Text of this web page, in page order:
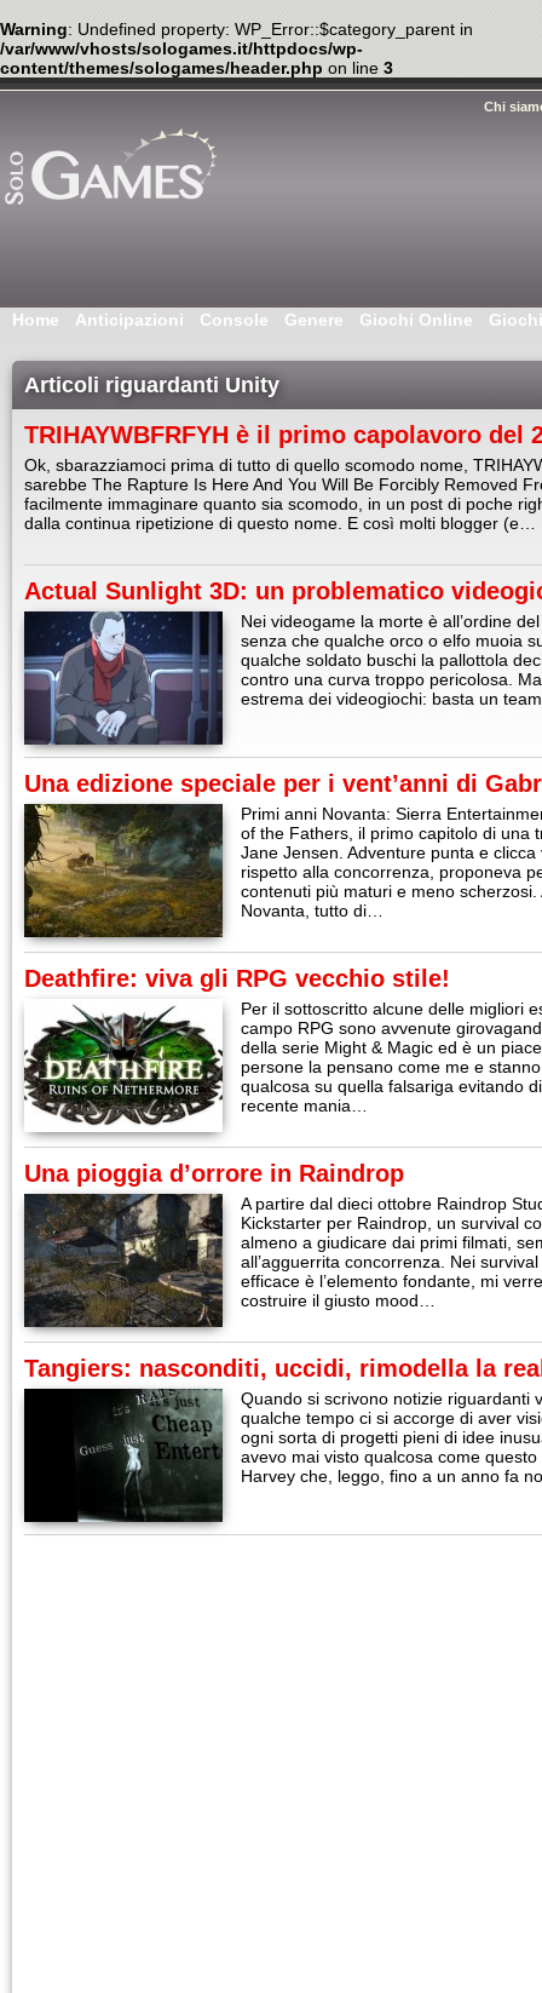
Warning: Undefined property: WP_Error::$category_parent in
/var/www/vhosts/sologames.it/httpdocs/wp-
content/themes/sologames/header.php on line 3
Chi
Home Anticipazioni Console Genere Giochi Online
Articoli riguardanti Unity
TRIHAYWBFRFYH è il primo capolavoro del
Ok, sbarazziamoci prima di tutto di quello scomodo nome,
sarebbe The Rapture Is Here And You Will Be Forcibly Removed
facilmente immaginare quanto sia scomodo, in un post di poche
dalla continua ripetizione di questo nome. E così molti blogger (e…
Actual Sunlight 3D: un problematico
Nei videogame la morte è all’ordine
senza che qualche orco o elfo muoia
qualche soldato buschi la pallottola
contro una curva troppo pericolosa.
estrema dei videogiochi: basta un
Una edizione speciale per i vent’anni di
Primi anni Novanta: Sierra
of the Fathers, il primo capitolo di una
Jane Jensen. Adventure punta e
rispetto alla concorrenza, proponeva
contenuti più maturi e meno
Novanta, tutto di…
Deathfire: viva gli RPG vecchio stile!
Per il sottoscritto alcune delle migliori
campo RPG sono avvenute
della serie Might & Magic ed è un
persone la pensano come me e
qualcosa su quella falsariga evitando
recente mania…
Una pioggia d’orrore in Raindrop
A partire dal dieci ottobre Raindrop
Kickstarter per Raindrop, un survival
almeno a giudicare dai primi filmati,
all’agguerrita concorrenza. Nei
efficace è l’elemento fondante, mi
costruire il giusto mood…
Tangiers: nasconditi, uccidi, rimodella la
Quando si scrivono notizie riguardanti
qualche tempo ci si accorge di aver
ogni sorta di progetti pieni di idee
avevo mai visto qualcosa come
Harvey che, leggo, fino a un anno fa